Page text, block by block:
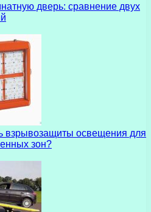
дверь: сравнение двух
взрывозащиты освещения для
зон?